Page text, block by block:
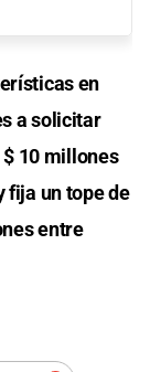
en
a solicitar
10 millones
fija un tope de
entre